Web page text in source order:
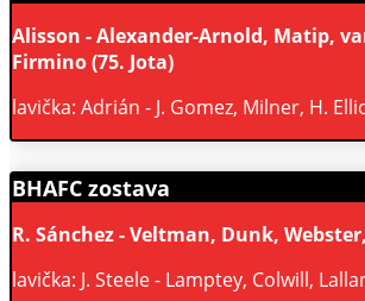
Alisson - Alexander-Arnold, Matip,
Firmino (75. Jota)
lavička: Adrián - J. Gomez, Milner, H.
BHAFC zostava
R. Sánchez - Veltman, Dunk,
lavička: J. Steele - Lamptey, Colwill,